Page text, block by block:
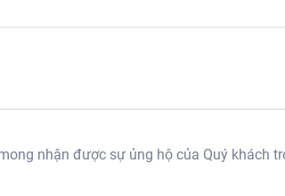
nhận được sự ủng hộ của Quý khách